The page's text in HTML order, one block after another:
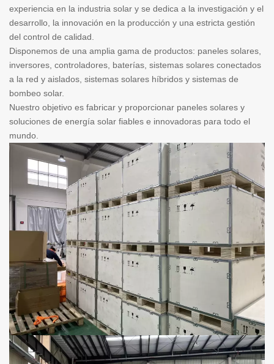
experiencia en la industria solar y se dedica a la investigación y el
desarrollo, la innovación en la producción y una estricta gestión
del control de calidad.
Disponemos de una amplia gama de productos: paneles solares,
inversores, controladores, baterías, sistemas solares conectados
a la red y aislados, sistemas solares híbridos y sistemas de
bombeo solar.
Nuestro objetivo es fabricar y proporcionar paneles solares y
soluciones de energía solar fiables e innovadoras para todo el
mundo.